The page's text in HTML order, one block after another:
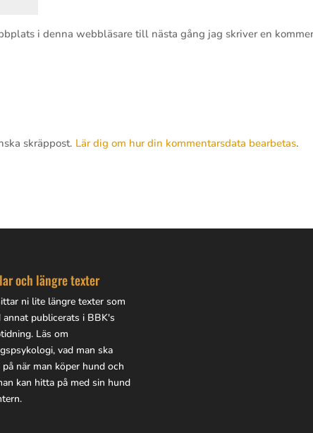
i denna webbläsare till nästa gång jag skriver en
skräppost. Lär dig om hur din kommentarsdata bearbetas.
och längre texter
ni lite längre textersom
annat publicerats i BBK's
Läs om
vad man ska
på när man köper hund och
kan hitta på med sin hund